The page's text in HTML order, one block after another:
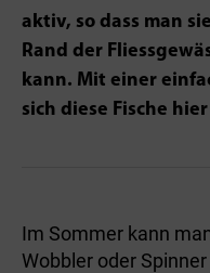
aktiv, so dass man
Rand der
kann. Mit einer
sich diese Fische
Im Sommer kann
Wobbler oder